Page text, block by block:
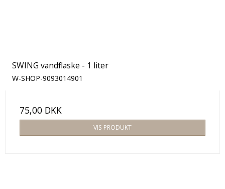
SWING vandflaske - 1 liter
W-SHOP-9093014901
75,00 DKK
VIS PRODUKT